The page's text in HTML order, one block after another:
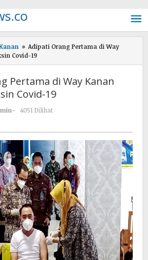
» Adipati Orang Pertama di Way
Covid-19
Pertama di Way Kanan
Covid-19
-
4051 Dilihat